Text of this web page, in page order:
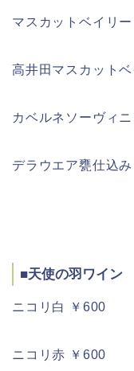
マスカットベイリ
高井田マスカット
カベルネソーヴィ
デラウエア甕仕込
■天使の羽ワイン
ニコリ白 ￥600
ニコリ赤 ￥600